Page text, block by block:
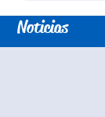
Noticias